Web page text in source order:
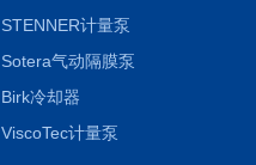
STENNER计量泵
Sotera气动隔膜泵
Birk冷却器
ViscoTec计量泵